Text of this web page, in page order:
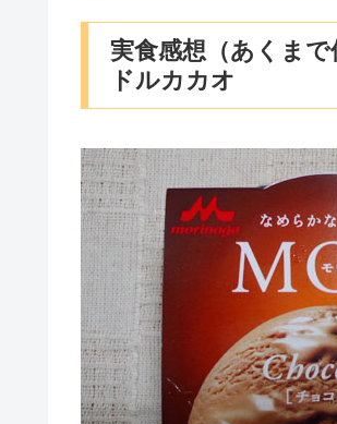
実食感想（あくま
ドルカカオ